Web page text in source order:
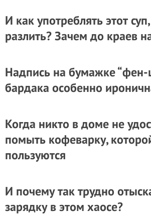
И как употреблять этот
разлить? Зачем до краев
Надпись на бумажке
бардака особенно
Когда никто в доме не
помыть кофеварку,
пользуются
И почему так трудно
зарядку в этом хаосе?